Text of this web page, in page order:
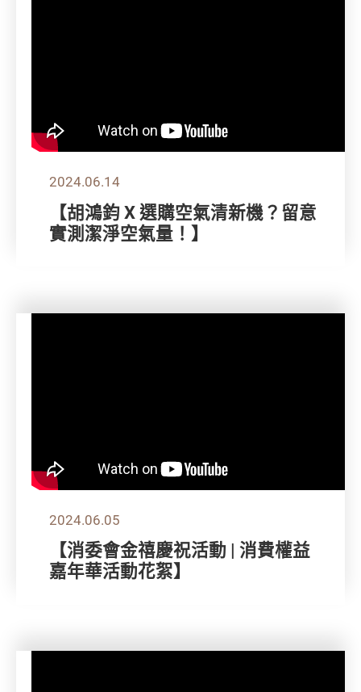
2024.06.14
【胡鴻鈞 X 選購空氣清新機？留意
實測潔淨空氣量！】
2024.06.05
【消委會金禧慶祝活動 | 消費權益
嘉年華活動花絮】